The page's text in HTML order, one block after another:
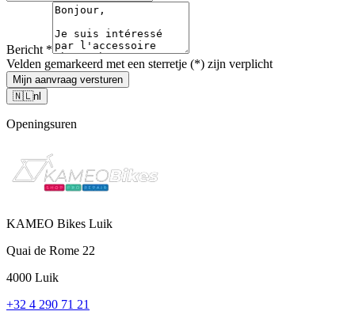
Bericht *
Velden gemarkeerd met een sterretje (*) zijn verplicht
Mijn aanvraag versturen
🇳🇱nl
Openingsuren
KAMEO Bikes Luik
Quai de Rome 22
4000 Luik
+32 4 290 71 21